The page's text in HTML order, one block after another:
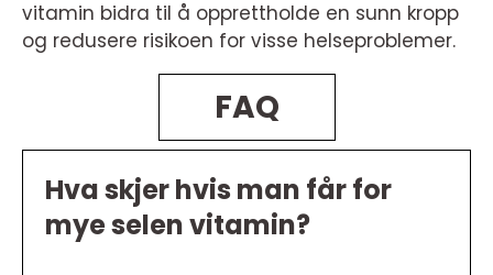
vitamin bidra til å opprettholde en sunn kropp
og redusere risikoen for visse helseproblemer.
FAQ
Hva skjer hvis man får for
mye selen vitamin?